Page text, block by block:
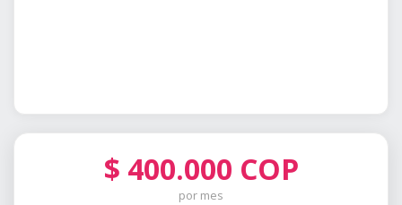
$ 400.000 COP
por mes